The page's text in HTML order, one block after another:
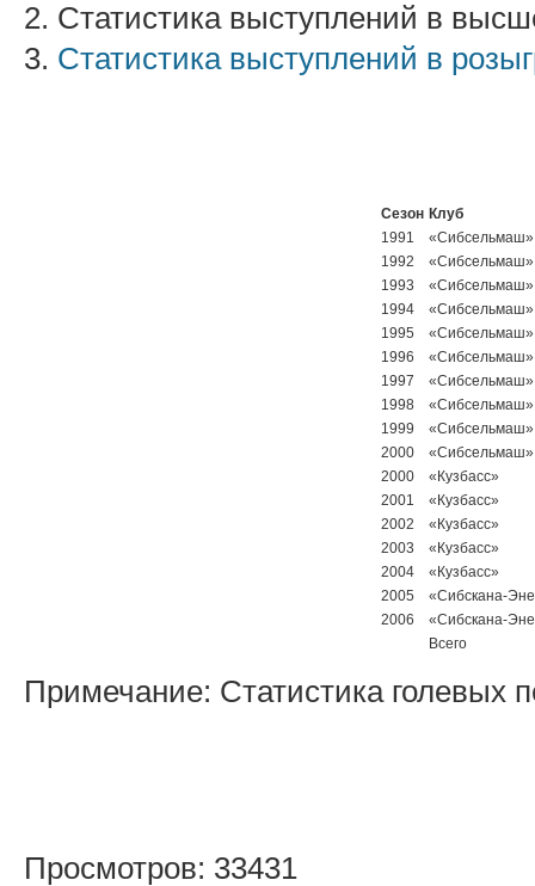
2. Статистика выступлений в
3. Статистика выступлений в
Сезон Клуб
1991
«Сибсельмаш»
1992
«Сибсельмаш»
1993
«Сибсельмаш»
1994
«Сибсельмаш»
1995
«Сибсельмаш»
1996
«Сибсельмаш»
1997
«Сибсельмаш»
1998
«Сибсельмаш»
1999
«Сибсельмаш»
2000
«Сибсельмаш»
2000
«Кузбасс»
2001
«Кузбасс»
2002
«Кузбасс»
2003
«Кузбасс»
2004
«Кузбасс»
2005
«Сибскана-
2006
«Сибскана-
Всего
Примечание: Статистика голевых
Просмотров: 33431